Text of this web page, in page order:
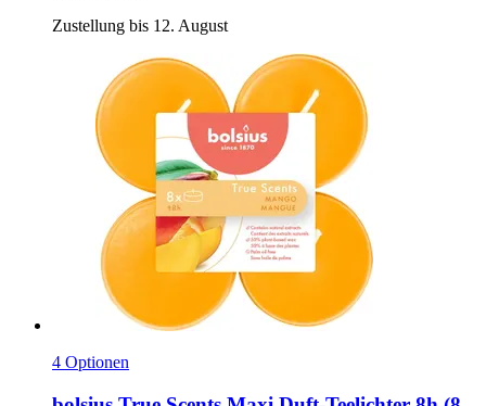
Zustellung bis 12. August
4 Optionen